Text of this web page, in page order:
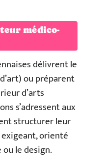
médico-
délivrent le
ou préparent
d’arts
s’adressent aux
structurer leur
orienté
le design.